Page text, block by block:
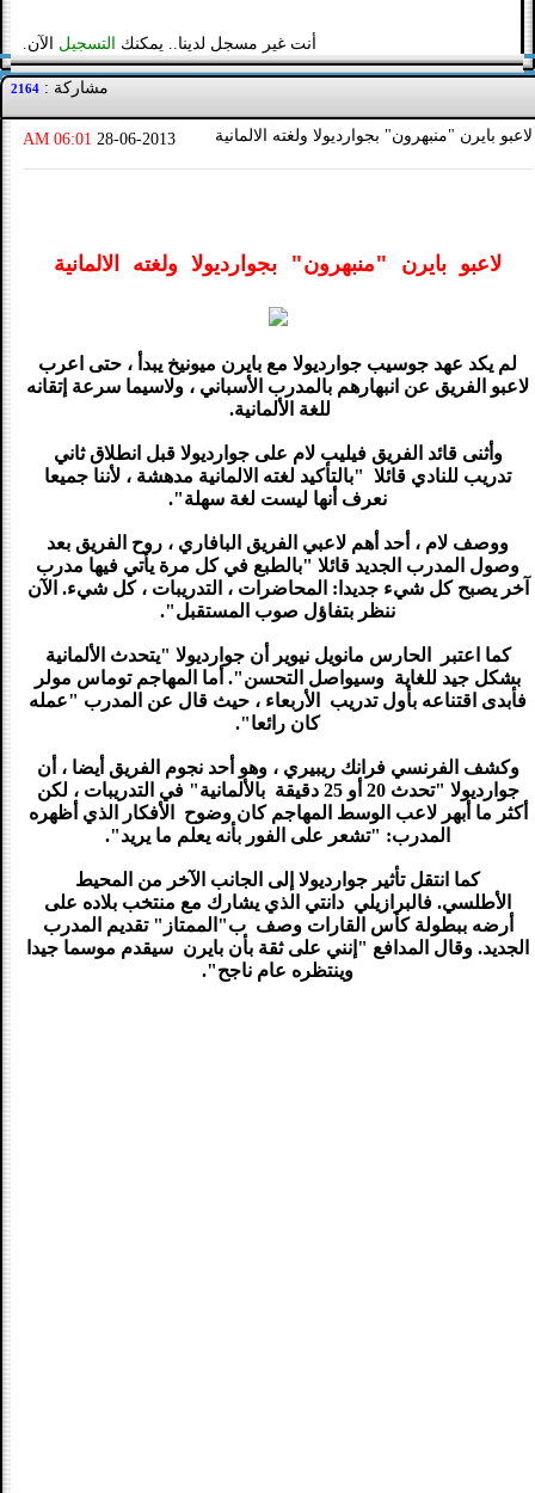
أنت غير مسجل لدينا.. يمكنك التسجيل الآن.
مشاركة : 2164
لاعبو بايرن "منبهرون" بجوارديولا ولغته الالمانية 28-06-2013
06:01 AM
لاعبو بايرن "منبهرون" بجوارديولا ولغته الالمانية
لم يكد عهد جوسيب جوارديولا مع بايرن ميونيخ يبدأ ، حتى اعرب
لاعبو الفريق عن انبهارهم بالمدرب الأسباني ، ولاسيما سرعة إتقانه
للغة الألمانية.
وأثنى قائد الفريق فيليب لام على جوارديولا قبل انطلاق ثاني
تدريب للنادي قائلا "بالتأكيد لغته الالمانية مدهشة ، لأننا جميعا
نعرف أنها ليست لغة سهلة".
ووصف لام ، أحد أهم لاعبي الفريق البافاري ، روح الفريق بعد
وصول المدرب الجديد قائلا "بالطبع في كل مرة يأتي فيها مدرب
آخر يصبح كل شيء جديدا: المحاضرات ، التدريبات ، كل شيء. الآن
ننظر بتفاؤل صوب المستقبل".
كما اعتبر الحارس مانويل نيوير أن جوارديولا "يتحدث الألمانية
بشكل جيد للغاية وسيواصل التحسن". أما المهاجم توماس مولر
فأبدى اقتناعه بأول تدريب الأربعاء ، حيث قال عن المدرب "عمله
كان رائعا".
وكشف الفرنسي فرانك ريبيري ، وهو أحد نجوم الفريق أيضا ، أن
جوارديولا "تحدث 20 أو 25 دقيقة بالألمانية" في التدريبات ، لكن
أكثر ما أبهر لاعب الوسط المهاجم كان وضوح الأفكار الذي أظهره
المدرب: "تشعر على الفور بأنه يعلم ما يريد".
كما انتقل تأثير جوارديولا إلى الجانب الآخر من المحيط
الأطلسي. فالبرازيلي دانتي الذي يشارك مع منتخب بلاده على
أرضه ببطولة كأس القارات وصف ب"الممتاز" تقديم المدرب
الجديد. وقال المدافع "إنني على ثقة بأن بايرن سيقدم موسما جيدا
وينتظره عام ناجح".